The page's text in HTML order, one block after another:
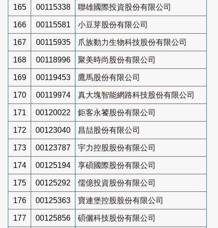
165 00115338 聯雄國際投資股份有限公司
166 00115581 小豆芽股份有限公司
167 00115935 爪族動力生物科技股份有限公司
168 00118996 聚美時尚股份有限公司
169 00119453 鷹馬股份有限公司
170 00119974 真大塊智能網路科技股份有限公司
171 00120022 鉅客永饕股份有限公司
172 00123040 昌喆股份有限公司
173 00123787 宇力控股股份有限公司
174 00125194 享碩國際股份有限公司
175 00125292 儒億投資股份有限公司
176 00125363 寶連堡控股股份有限公司
177 00125856 碩儷科技股份有限公司